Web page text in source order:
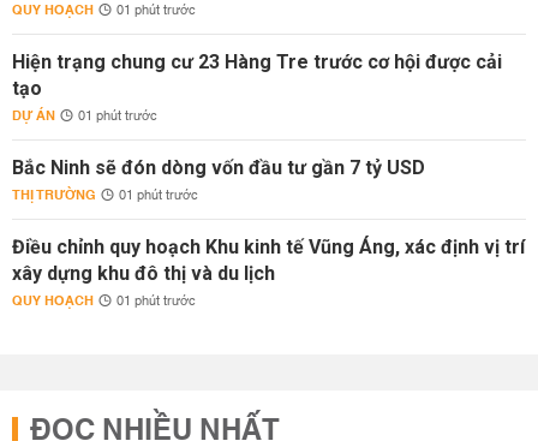
QUY HOẠCH 01 phút trước
Hiện trạng chung cư 23 Hàng Tre trước cơ hội được cải
tạo
DỰ ÁN 01 phút trước
Bắc Ninh sẽ đón dòng vốn đầu tư gần 7 tỷ USD
THỊ TRƯỜNG 01 phút trước
Điều chỉnh quy hoạch Khu kinh tế Vũng Áng, xác định vị trí
xây dựng khu đô thị và du lịch
QUY HOẠCH 01 phút trước